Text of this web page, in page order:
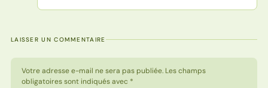
LAISSER UN COMMENTAIRE
Votre adresse e-mail ne sera pas publiée. Les champs
obligatoires sont indiqués avec *